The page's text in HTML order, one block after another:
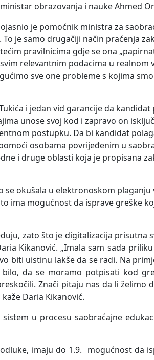
obrazovanja i nauke Ahmed
je pomoćnik ministra za
je samo drugačiji način praćenja
pravilnicima gdje se ona
relevantnim podacima u realnom
sve one probleme s kojima smo
i jedan vid garancije da
unose svoj kod i zapravo on
postupku. Da bi kandidat
osobama povrijeđenim u
i druge oblasti koja je propisana
se okušala u elektronoskom plaganju
ima mogućnost da isprave greške
zato što je digitalizacija prisutna
Kikanović. „Imala sam sada
biti uistinu lakše da se radi. Na
da se moramo potpisati kod
Znači pitaju nas da li želimo
Daria Kikanović.
u procesu saobraćajne
imaju do 1.9. mogućnost da